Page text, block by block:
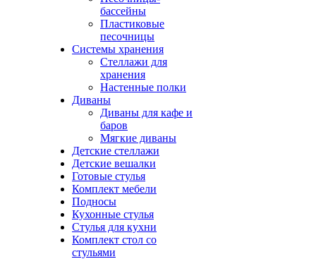
бассейны
Пластиковые
песочницы
Системы хранения
Стеллажи для
хранения
Настенные полки
Диваны
Диваны для кафе и
баров
Мягкие диваны
Детские стеллажи
Детские вешалки
Готовые стулья
Комплект мебели
Подносы
Кухонные стулья
Стулья для кухни
Комплект стол со
стульями